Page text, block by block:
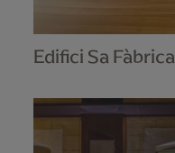
Edifici Sa Fàbrica